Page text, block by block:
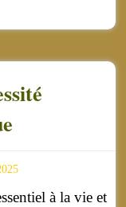
à la vie et